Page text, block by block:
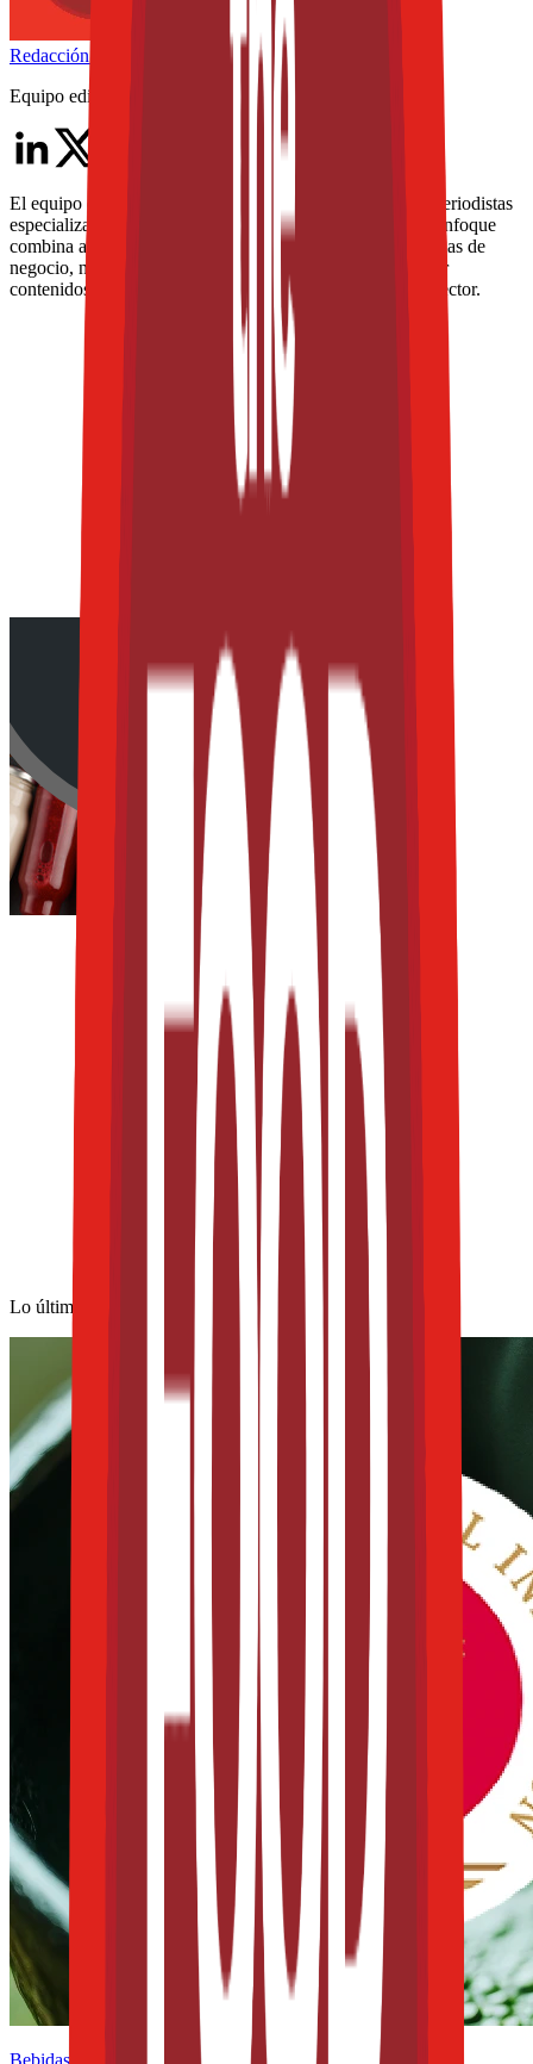
Redacción
THE FOOD TECH
Equipo editorial de contenidos
El equipo editorial de The Food Tech está integrado por periodistas
especializados en la industria de alimentos y bebidas. Su enfoque
combina análisis técnico, innovación tecnológica, tendencias de
negocio, nutrición, normatividad y packaging, para ofrecer
contenidos de alto valor dirigidos a los profesionales del sector.
Lo último
Bebidas